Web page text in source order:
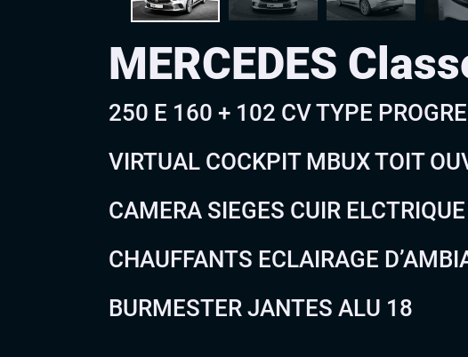
MERCEDES
250 E 160 + 102 CV TYPE
VIRTUAL COCKPIT MBUX TOIT
CAMERA SIEGES CUIR
CHAUFFANTS ECLAIRAGE
BURMESTER JANTES ALU 18